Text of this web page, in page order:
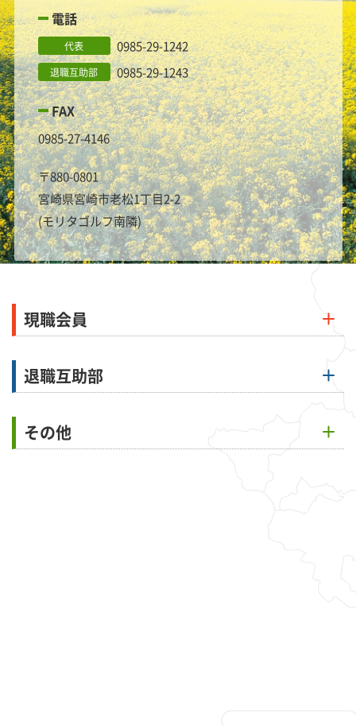
電話
代表 0985-29-1242
退職互助部 0985-29-1243
FAX
0985-27-4146
〒880-0801
宮崎県宮崎市老松1丁目2-2
(モリタゴルフ南隣)
現職会員
退職互助部
その他